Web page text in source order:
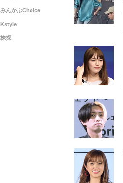
みんかぶChoice
Kstyle
株探